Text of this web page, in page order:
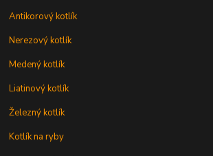
Antikorový kotlík
Nerezový kotlík
Medený kotlík
Liatinový kotlík
Železný kotlík
Kotlík na ryby